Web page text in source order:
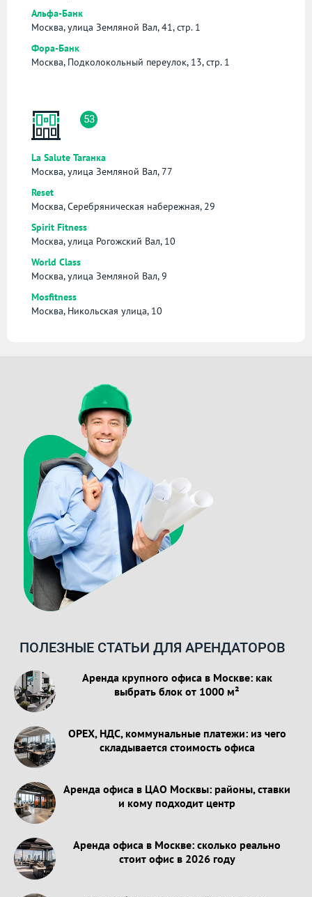
Альфа-Банк
Москва, улица Земляной Вал, 41, стр. 1
Фора-Банк
Москва, Подколокольный переулок, 13, стр. 1
53
La Salute Таганка
Москва, улица Земляной Вал, 77
Reset
Москва, Серебряническая набережная, 29
Spirit Fitness
Москва, улица Рогожский Вал, 10
World Class
Москва, улица Земляной Вал, 9
Mosfitness
Москва, Никольская улица, 10
ПОЛЕЗНЫЕ СТАТЬИ ДЛЯ АРЕНДАТОРОВ
Аренда крупного офиса в Москве: как
выбрать блок от 1000 м²
OPEX, НДС, коммунальные платежи: из чего
складывается стоимость офиса
Аренда офиса в ЦАО Москвы: районы, ставки
и кому подходит центр
Аренда офиса в Москве: сколько реально
стоит офис в 2026 году